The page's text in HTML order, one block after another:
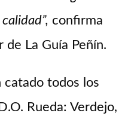
confirma
de La Guía Peñín.
catado todos los
Rueda: Verdejo,